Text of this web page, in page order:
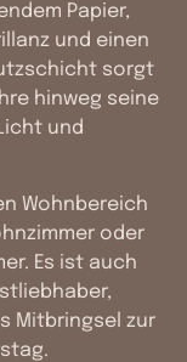
Papier,
und einen
sorgt
hinweg seine
und
Wohnbereich
oder
Es ist auch
Mitbringsel zur